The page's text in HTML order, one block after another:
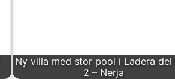
Ny villa med stor pool i Ladera del
2 – Nerja